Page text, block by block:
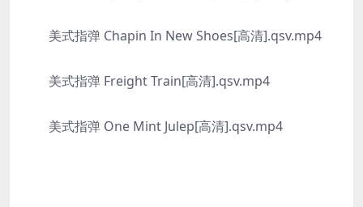
美式指弹 Chapin In New Shoes[高清].qsv.mp4
美式指弹 Freight Train[高清].qsv.mp4
美式指弹 One Mint Julep[高清].qsv.mp4